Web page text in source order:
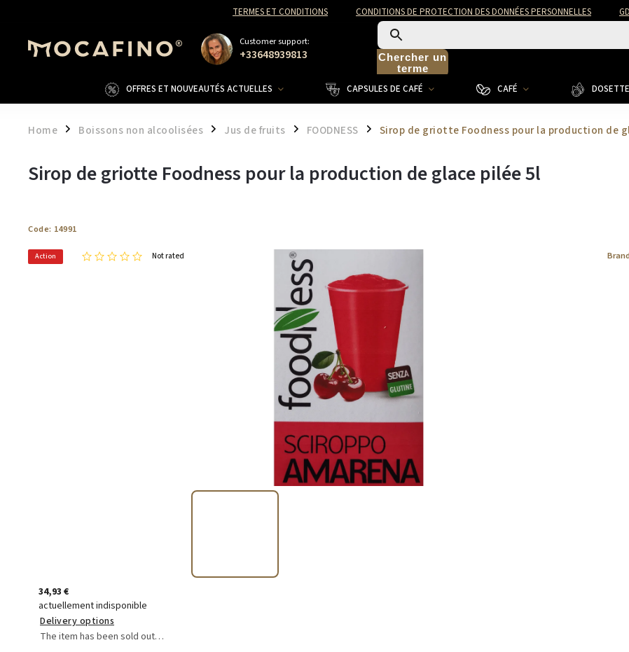
TERMES ET CONDITIONS CONDITIONS DE PROTECTION DES DONNÉES PERSONNELLES
Customer support:
+33648939813
Chercher un
terme
OFFRES ET NOUVEAUTÉS ACTUELLES CAPSULES DE CAFÉ CAFÉ
Home / Boissons non alcoolisées / Jus de fruits / FOODNESS / Sirop de griotte Foodness pour la production de
Sirop de griotte Foodness pour la production de glace pilée 5l
Code: 14991
Action Not rated
34,93 €
actuellement indisponible
Delivery options
The item has been sold out…